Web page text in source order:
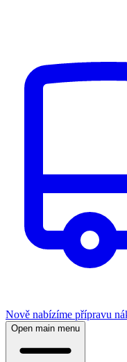
Nově nabízíme přípravu
Open main menu